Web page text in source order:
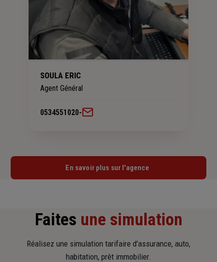
SOULA ERIC
Agent Général
0534551020-
En savoir plus sur l'agence
Faites une simulation
Réalisez une simulation tarifaire d'assurance, auto,
habitation, prêt immobilier.